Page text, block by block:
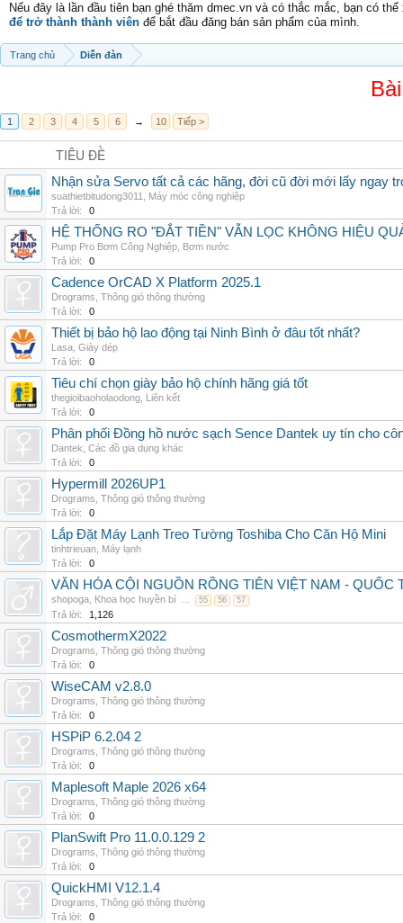
Nếu đây là lần đầu tiên bạn ghé thăm dmec.vn và có thắc mắc, bạn có
để trở thành thành viên để bắt đầu đăng bán sản phẩm của mình.
Trang chủ Diễn đàn
1 2 3 4 5 6 → 10 Tiếp >
TIÊU ĐỀ
Nhận sửa Servo tất cả các hãng, đời cũ đời mới lấy ngay
suathietbitudong3011
Máy móc công nghiệp
Trả lời:
0
HỆ THỐNG RO "ĐẮT TIỀN" VẪN LỌC KHÔNG HIỆU
Pump Pro Bơm Công Nghiệp Bơm nước
Trả lời:
0
Cadence OrCAD X Platform 2025.1
Drograms Thông gió thông thường
Trả lời:
0
Thiết bị bảo hộ lao động tại Ninh Bình ở đâu tốt nhất?
Lasa Giày dép
Trả lời:
0
Tiêu chí chọn giày bảo hộ chính hãng giá tốt
thegioibaoholaodong Liên kết
Trả lời:
0
Phân phối Đồng hồ nước sạch Sence Dantek uy tín cho
Dantek Các đồ gia dụng khác
Trả lời:
0
Hypermill 2026UP1
Drograms Thông gió thông thường
Trả lời:
0
Lắp Đặt Máy Lạnh Treo Tường Toshiba Cho Căn Hộ Mini
tinhtrieuan Máy lạnh
Trả lời:
0
VĂN HÓA CỘI NGUỒN RỒNG TIÊN VIỆT NAM -
shopoga Khoa học huyền bí ... 55 56 57
Trả lời: 1,126
CosmothermX2022
Drograms Thông gió thông thường
Trả lời:
0
WiseCAM v2.8.0
Drograms Thông gió thông thường
Trả lời:
0
HSPiP 6.2.04 2
Drograms Thông gió thông thường
Trả lời:
0
Maplesoft Maple 2026 x64
Drograms Thông gió thông thường
Trả lời:
0
PlanSwift Pro 11.0.0.129 2
Drograms Thông gió thông thường
Trả lời:
0
QuickHMI V12.1.4
Drograms Thông gió thông thường
Trả lời:
0